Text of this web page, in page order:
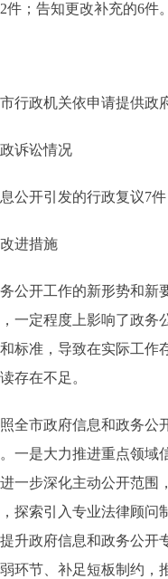
；告知更改补充的6件。
政机关依申请提供政府
诉讼情况
开引发的行政复议7件
进措施
开工作的新形势和新
一定程度上影响了政
标准，导致在实际工作
存在不足。
市政府信息和政务公
一是大力推进重点领
一步深化主动公开范
探索引入专业法律顾
升政府信息和政务公
环节、补足短板制约